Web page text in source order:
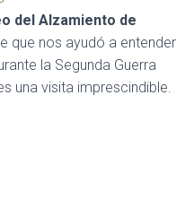
del Alzamiento de
que nos ayudó a entender
la Segunda Guerra
una visita imprescindible.